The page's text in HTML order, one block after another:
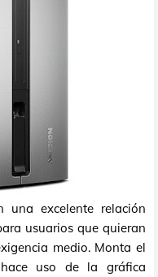
una excelente relación
usuarios que quieran
medio. Monta el
uso de la gráfica